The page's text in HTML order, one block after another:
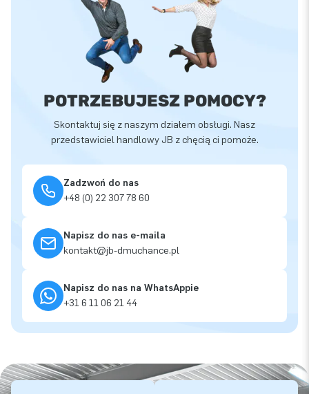
POTRZEBUJESZ POMOCY?
Skontaktuj się z naszym działem obsługi. Nasz
przedstawiciel handlowy JB z chęcią ci pomoże.
Zadzwoń do nas
+48 (0) 22 307 78 60
Napisz do nas e-maila
kontakt@jb-dmuchance.pl
Napisz do nas na WhatsAppie
+31 6 11 06 21 44